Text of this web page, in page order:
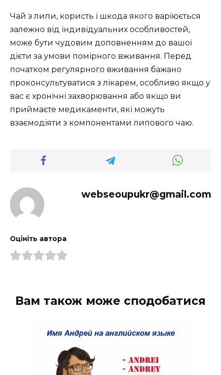
Чай з липи, користь і шкода якого варіюється
залежно від індивідуальних особливостей,
може бути чудовим доповненням до вашої
дієти за умови помірного вживання. Перед
початком регулярного вживання бажано
проконсультуватися з лікарем, особливо якщо у
вас є хронічні захворювання або якщо ви
приймаєте медикаменти, які можуть
взаємодіяти з компонентами липового чаю.
webseoupukr@gmail.com
Оцініть автора
Вам також може сподобатися